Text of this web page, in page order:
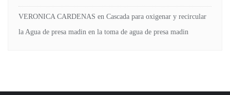
VERONICA CARDENAS en Cascada para oxigenar y recircular
la Agua de presa madin en la toma de agua de presa madin